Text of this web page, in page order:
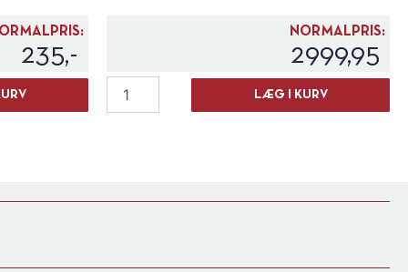
235,-
NORMALPRIS:
2999,95
Tinus
LÆG I KURV